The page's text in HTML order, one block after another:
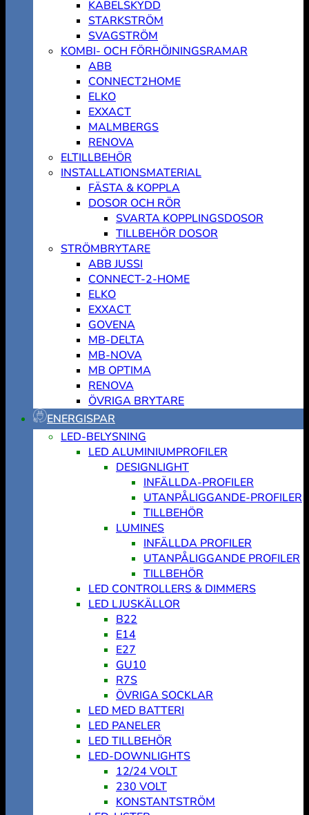
KABELSKYDD
STARKSTRÖM
SVAGSTRÖM
KOMBI- OCH FÖRHÖJNINGSRAMAR
ABB
CONNECT2HOME
ELKO
EXXACT
MALMBERGS
RENOVA
ELTILLBEHÖR
INSTALLATIONSMATERIAL
FÄSTA & KOPPLA
DOSOR OCH RÖR
SVARTA KOPPLINGSDOSOR
TILLBEHÖR DOSOR
STRÖMBRYTARE
ABB JUSSI
CONNECT-2-HOME
ELKO
EXXACT
GOVENA
MB-DELTA
MB-NOVA
MB OPTIMA
RENOVA
ÖVRIGA BRYTARE
ENERGISPAR
LED-BELYSNING
LED ALUMINIUMPROFILER
DESIGNLIGHT
INFÄLLDA-PROFILER
UTANPÅLIGGANDE-PROFILER
TILLBEHÖR
LUMINES
INFÄLLDA PROFILER
UTANPÅLIGGANDE PROFILER
TILLBEHÖR
LED CONTROLLERS & DIMMERS
LED LJUSKÄLLOR
B22
E14
E27
GU10
R7S
ÖVRIGA SOCKLAR
LED MED BATTERI
LED PANELER
LED TILLBEHÖR
LED-DOWNLIGHTS
12/24 VOLT
230 VOLT
KONSTANTSTRÖM